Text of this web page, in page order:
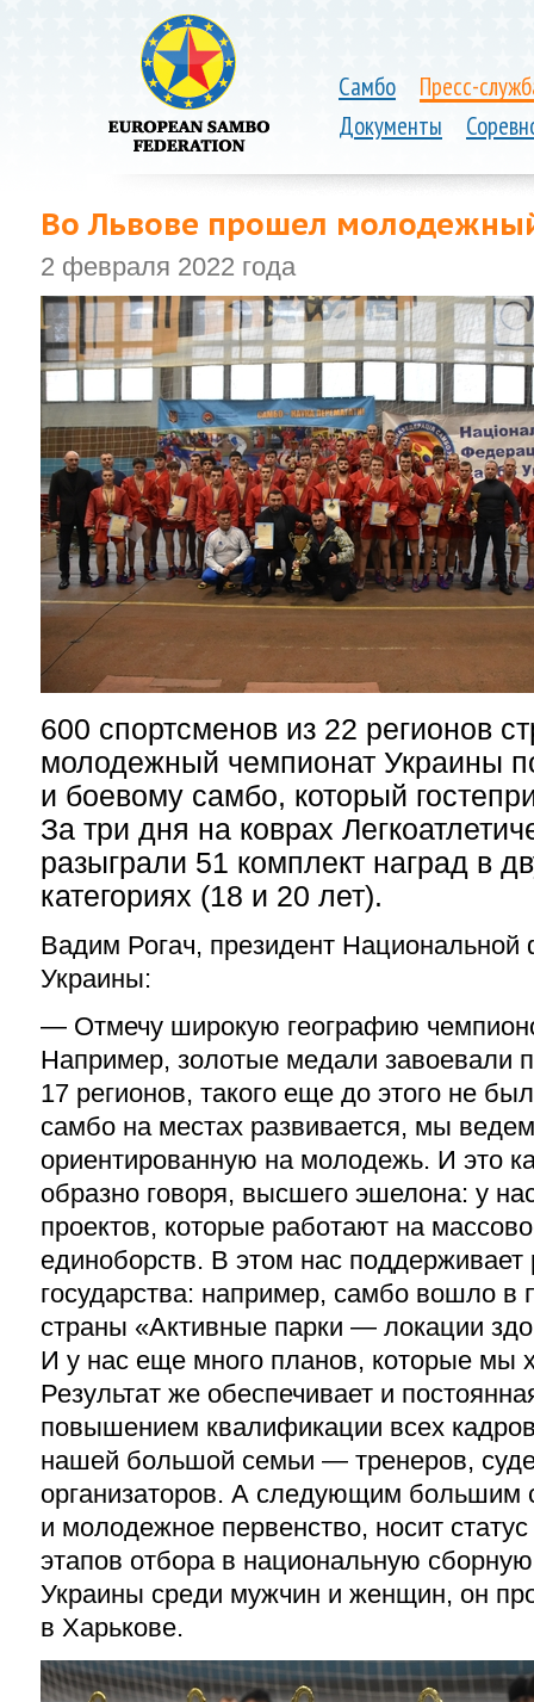
Самбо
Пресс-
Документы
Во Львове прошел
2 февраля 2022 года
600 спортсменов из 22 регионов
молодежный чемпионат Украины
и боевому самбо, который
За три дня на коврах
разыграли 51 комплект наград в
категориях (18 и 20 лет).
Вадим Рогач, президент
Украины:
— Отмечу широкую географию
Например, золотые медали завоевали
17 регионов, такого еще до этого не
самбо на местах развивается, мы
ориентированную на молодежь. И это
образно говоря, высшего эшелона: у
проектов, которые работают на
единоборств. В этом нас поддерживает
государства: например, самбо вошло в
страны «Активные парки — локации
И у нас еще много планов, которые мы
Результат же обеспечивает и
повышением квалификации всех
нашей большой семьи — тренеров,
организаторов. А следующим большим
и молодежное первенство, носит
этапов отбора в национальную
Украины среди мужчин и женщин, он
в Харькове.